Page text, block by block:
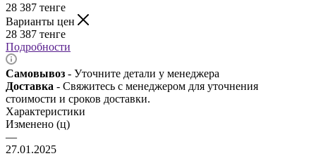
28 387 тенге
Варианты цен
28 387 тенге
Подробности
Самовывоз - Уточните детали у менеджера
Доставка - Свяжитесь с менеджером для уточнения
стоимости и сроков доставки.
Характеристики
Изменено (ц)
—
27.01.2025